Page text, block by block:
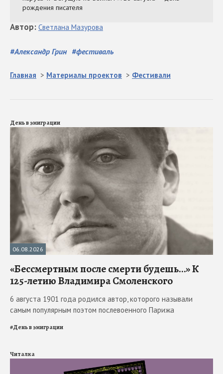
#Александр Грин #фестиваль
Автор: Светлана Мазурова
Главная > Материалы проектов > Фестивали
День в эмиграции
06.08.2026
«Бессмертным после смерти будешь…» К
125-летию Владимира Смоленского
6 августа 1901 года родился автор, которого называли
самым популярным поэтом послевоенного Парижа
#День в эмиграции
Читалка